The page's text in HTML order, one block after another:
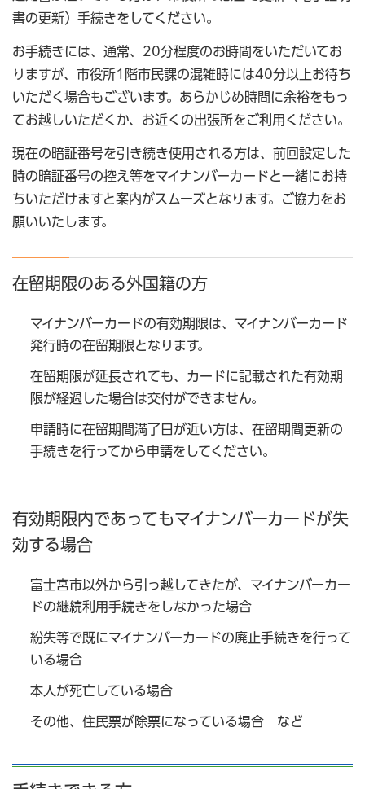
書の更新）手続きをしてください。
お手続きには、通常、20分程度のお時間をいただいてお
りますが、市役所1階市民課の混雑時には40分以上お待ち
いただく場合もございます。あらかじめ時間に余裕をもっ
てお越しいただくか、お近くの出張所をご利用ください。
現在の暗証番号を引き続き使用される方は、前回設定した
時の暗証番号の控え等をマイナンバーカードと一緒にお持
ちいただけますと案内がスムーズとなります。ご協力をお
願いいたします。
在留期限のある外国籍の方
マイナンバーカードの有効期限は、マイナンバーカード
発行時の在留期限となります。
在留期限が延長されても、カードに記載された有効期
限が経過した場合は交付ができません。
申請時に在留期間満了日が近い方は、在留期間更新の
手続きを行ってから申請をしてください。
有効期限内であってもマイナンバーカードが失
効する場合
富士宮市以外から引っ越してきたが、マイナンバーカー
ドの継続利用手続きをしなかった場合
紛失等で既にマイナンバーカードの廃止手続きを行って
いる場合
本人が死亡している場合
その他、住民票が除票になっている場合 など